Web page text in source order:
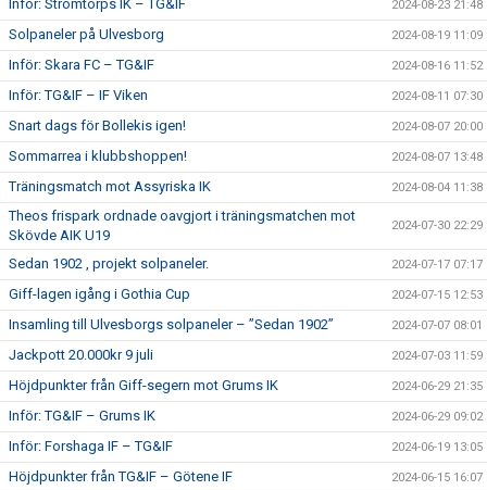
Inför: Strömtorps IK – TG&IF 2024-08-23 21:48
Solpaneler på Ulvesborg 2024-08-19 11:09
Inför: Skara FC – TG&IF 2024-08-16 11:52
Inför: TG&IF – IF Viken 2024-08-11 07:30
Snart dags för Bollekis igen! 2024-08-07 20:00
Sommarrea i klubbshoppen! 2024-08-07 13:48
Träningsmatch mot Assyriska IK 2024-08-04 11:38
Theos frispark ordnade oavgjort i träningsmatchen mot
Skövde AIK U19
2024-07-30 22:29
Sedan 1902 , projekt solpaneler. 2024-07-17 07:17
Giff-lagen igång i Gothia Cup 2024-07-15 12:53
Insamling till Ulvesborgs solpaneler – ”Sedan 1902” 2024-07-07 08:01
Jackpott 20.000kr 9 juli 2024-07-03 11:59
Höjdpunkter från Giff-segern mot Grums IK 2024-06-29 21:35
Inför: TG&IF – Grums IK 2024-06-29 09:02
Inför: Forshaga IF – TG&IF 2024-06-19 13:05
Höjdpunkter från TG&IF – Götene IF 2024-06-15 16:07